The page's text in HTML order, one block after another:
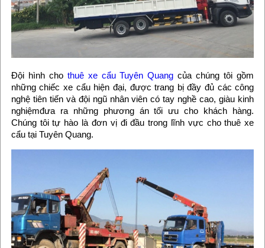
Đội hình cho thuê xe cẩu Tuyên Quang của chúng tôi gồm
những chiếc xe cẩu hiện đại, được trang bị đầy đủ các công
nghệ tiên tiến và đội ngũ nhân viên có tay nghề cao, giàu kinh
nghiệmđưa ra những phương án tối ưu cho khách hàng.
Chúng tôi tự hào là đơn vị đi đầu trong lĩnh vực cho thuê xe
cẩu tại Tuyên Quang.